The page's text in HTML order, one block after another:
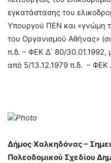
εγκατάστασης του
Υπουργού ΠΕΝ και «γνώμη
του Οργανισμού Αθήνας»
π.δ. – ΦΕΚ Δ΄ 80/30.01.1992,
από 5/13.12.1979 π.δ. – ΦΕΚ
Photo
Δήμος Χαλκηδόνας –
Πολεοδομικού Σχεδίου